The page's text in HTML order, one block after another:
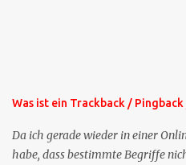
Was ist ein Trackback /
Da ich gerade wieder in einer
habe, dass bestimmte Begriffe